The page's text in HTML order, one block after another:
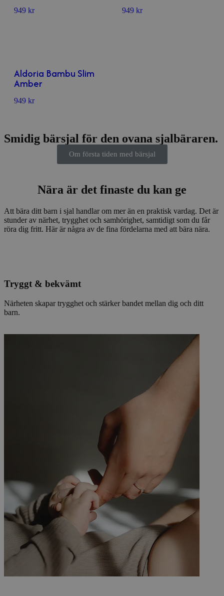
949 kr 949 kr
Aldoria Bambu Slim
Amber
949 kr
Smidig bärsjal för den ovana sjalbäraren.
Om första tiden med bärsjal
Nära är det finaste du kan ge
Att bära ditt barn i sjal handlar om mer än en praktisk vardag. Det är
stunder av närhet, trygghet och samhörighet, samtidigt som du får
röra dig fritt. Här är några av de fina fördelarna med att bära nära.
Tryggt & bekvämt
Närheten skapar trygghet och stärker bandet mellan dig och ditt
barn.